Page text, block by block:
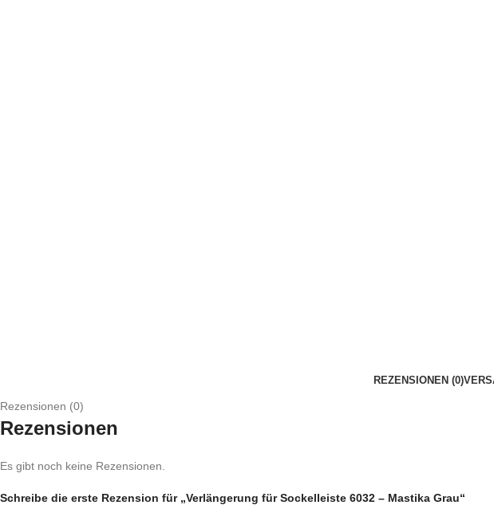
REZENSIONEN (0)
Rezensionen (0)
Rezensionen
Es gibt noch keine Rezensionen.
Schreibe die erste Rezension für „Verlängerung für Sockelleiste 6032 – Mastika Grau“